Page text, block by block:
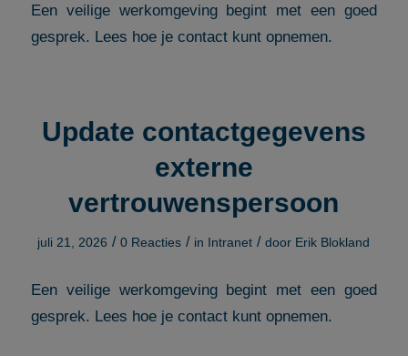
Een veilige werkomgeving begint met een goed
gesprek. Lees hoe je contact kunt opnemen.
Update contactgegevens
externe
vertrouwenspersoon
juli 21, 2026 / 0 Reacties / in Intranet / door Erik Blokland
Een veilige werkomgeving begint met een goed
gesprek. Lees hoe je contact kunt opnemen.